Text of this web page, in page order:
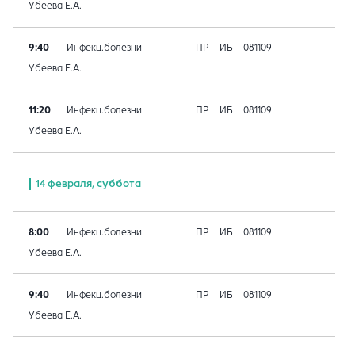
Убеева Е.А.
9:40 Инфекц.болезни ПР ИБ 081109
Убеева Е.А.
11:20 Инфекц.болезни ПР ИБ 081109
Убеева Е.А.
14 февраля, суббота
8:00 Инфекц.болезни ПР ИБ 081109
Убеева Е.А.
9:40 Инфекц.болезни ПР ИБ 081109
Убеева Е.А.